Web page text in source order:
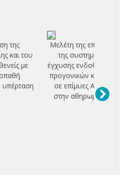
της
και του
με
υπέρταση
Μελέτη της επίδρασης
της συστηματικής
έγχυσης ενδοθηλιακών
προγονικών κυττάρων
σε επίμυες Apo E-/-
στην αθηρωμάτωση